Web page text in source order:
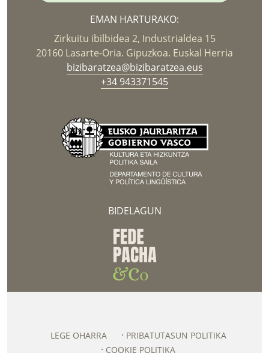
EMAN HARTURAKO:
Zirkuitu ibilbidea 2, Industrialdea 15
20160 Lasarte-Oria. Gipuzkoa. Euskal Herria
bizibaratzea@bizibaratzea.eus
+34 943371545
BIDELAGUN
LEGE OHARRA
PRIBATUTASUN POLITIKA
COOKIE POLITIKA